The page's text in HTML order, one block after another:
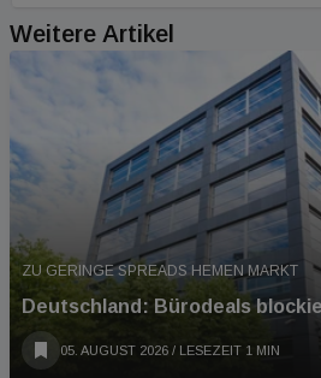
Weitere Artikel
ZU GERINGE SPREADS HEMEN MARKT
Deutschland: Bürodeals
05. AUGUST 2026 / LESEZEIT 1 MIN